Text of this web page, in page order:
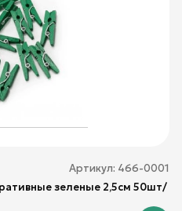
Артикул: 466-0001
зеленые 2,5см 50шт/